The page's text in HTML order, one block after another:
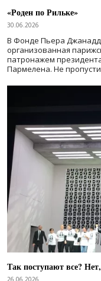
«Роден по Рильке»
30.06.2026
В Фонде Пьера
организованная
патронажем
Пармелена. Не
Так поступают все?
26.06.2026